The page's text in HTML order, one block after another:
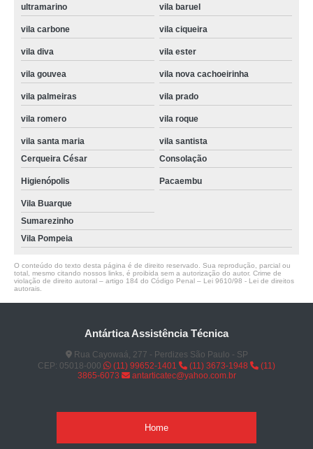
ultramarino vila baruel
vila carbone vila ciqueira
vila diva vila ester
vila gouvea vila nova cachoeirinha
vila palmeiras vila prado
vila romero vila roque
vila santa maria
vila santista
Cerqueira César
Consolação
Higienópolis Pacaembu
Vila Buarque
Sumarezinho
Vila Pompeia
O conteúdo do texto desta página é de direito reservado. Sua reprodução, parcial ou
total, mesmo citando nossos links, é proibida sem a autorização do autor. Crime de
violação de direito autoral – artigo 184 do Código Penal – Lei 9610/98 - Lei de direitos
autorais
Antártica Assistência Técnica
Rua Cayowaá, 277 - Perdizes São Paulo - SP
CEP: 05018-000
(11) 99652-1401 (11) 3673-1948
(11)
3865-6073
antarticatec@yahoo.com.br
Home